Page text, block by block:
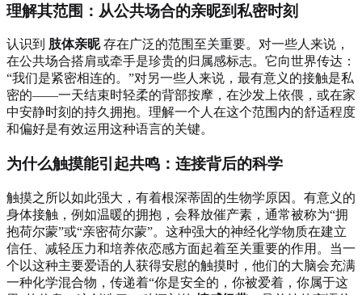
理解其范围：从公共场合的亲昵到私密时刻
认识到 肢体亲昵存在广泛的范围至关重要。对一些人来说，
在公共场合搭肩或牵手是珍贵的归属感标志。它向世界传达：
“我们是紧密相连的。”对另一些人来说，最有意义的接触是私
密的——一天结束时轻柔的背部按摩，在沙发上依偎，或在家
中安静时刻的持久拥抱。理解一个人在这个范围内的舒适程度
和偏好是有效运用这种语言的关键。
为什么触摸能引起共鸣：连接背后的科学
触摸之所以如此强大，有着根深蒂固的生物学原因。有意义的
身体接触，例如温暖的拥抱，会释放催产素，通常被称为“拥
抱荷尔蒙”或“亲密荷尔蒙”。这种强大的神经化学物质在建立
信任、减轻压力和培养依恋感方面起着至关重要的作用。当一
个以这种主要爱语的人获得安慰的触摸时，他们的大脑会充满
一种化学混合物，传递着“你是安全的，你被爱着，你属于这